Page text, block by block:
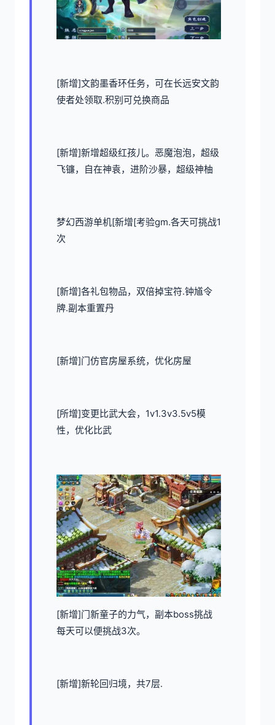
[新增]文韵墨香环任务，可在长远安文韵
使者处领取.积别可兑换商品
[新增]新增超级红孩儿。恶魔泡泡，超级
飞镰，自在神袁，进阶沙暴，超级神柚
梦幻西游单机[新增[考验gm.各天可挑战1
次
[新增]各礼包物品，双倍掉宝符.钟馗令
牌.副本重置丹
[新增]门仿官房屋系统，优化房屋
[所增]变更比武大会，1v1.3v3.5v5模
性，优化比武
[新增]门新童子的力气，副本boss挑战
每天可以便挑战3次。
[新增]新轮回归境，共7层.